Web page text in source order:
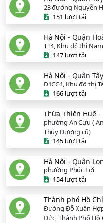
23 đường Nguyễn
151 lượt tải
Hà Nội - Quận
TT4, Khu đô thị
147 lượt tải
Hà Nội - Quận
D1CC4, Khu đô thị
166 lượt tải
Thừa Thiên Huế -
phường An Cựu (
Thủy Dương cũ)
145 lượt tải
Hà Nội - Quận
phường Phúc Lợi
154 lượt tải
Thành phố Hồ
Đường Đỗ Xuân
Đức, Thành Phố Hồ